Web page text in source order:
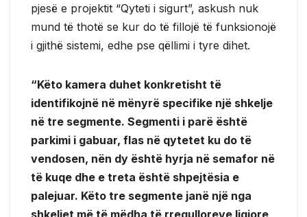
pjesë e projektit “Qyteti i sigurt”, askush nuk
mund të thotë se kur do të fillojë të funksionojë
i gjithë sistemi, edhe pse qëllimi i tyre dihet.
“Këto kamera duhet konkretisht të
identifikojnë në mënyrë specifike një shkelje
në tre segmente. Segmenti i parë është
parkimi i gabuar, flas në qytetet ku do të
vendosen, nën dy është hyrja në semafor në
të kuqe dhe e treta është shpejtësia e
palejuar. Këto tre segmente janë një nga
shkeljet më të mëdha të rregulloreve ligjore